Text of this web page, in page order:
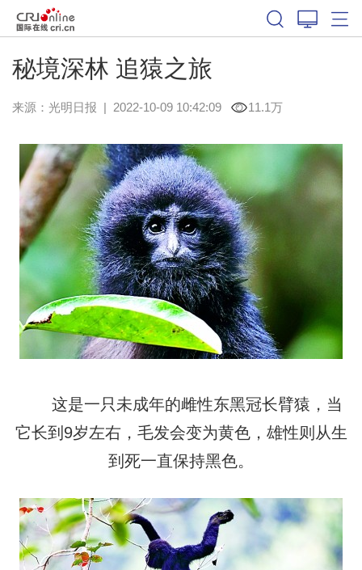
秘境深林 追猿之旅
来源： 光明日报 | 2022-10-09 10:42:09 11.1万
这是一只未成年的雌性东黑冠长臂猿，当
它长到9岁左右，毛发会变为黄色，雄性则从生
到死一直保持黑色。